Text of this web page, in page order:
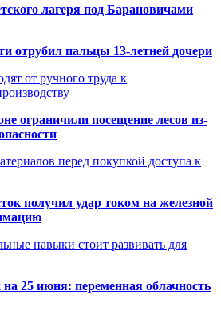
лагеря под Барановичами
отрубил пальцы 13-летней дочери
от ручного труда к
ограничили посещение лесов из-
перед покупкой доступа к
получил удар током на железной
навыки стоит развивать для
25 июня: переменная облачность